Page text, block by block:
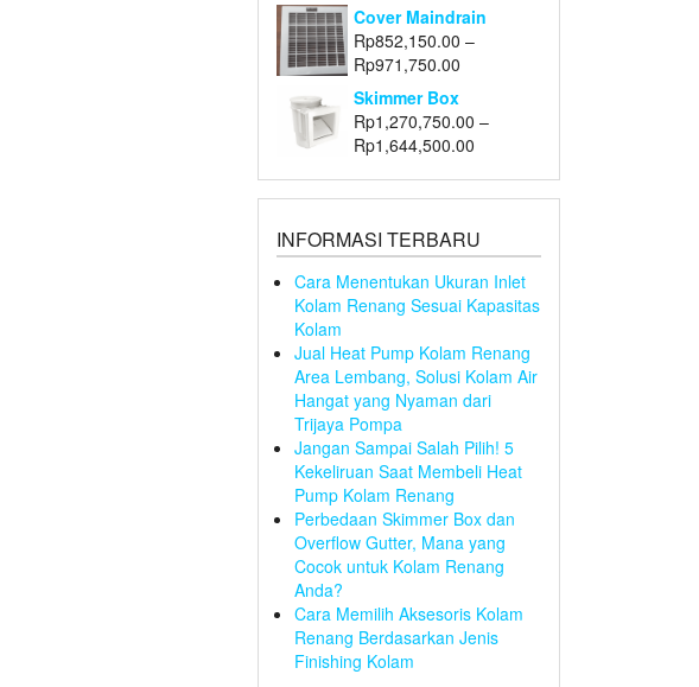
Cover Maindrain
Rp852,150.00 –
Rp971,750.00
Skimmer Box
Rp1,270,750.00 –
Rp1,644,500.00
INFORMASI TERBARU
Cara Menentukan Ukuran Inlet
Kolam Renang Sesuai Kapasitas
Kolam
Jual Heat Pump Kolam Renang
Area Lembang, Solusi Kolam Air
Hangat yang Nyaman dari
Trijaya Pompa
Jangan Sampai Salah Pilih! 5
Kekeliruan Saat Membeli Heat
Pump Kolam Renang
Perbedaan Skimmer Box dan
Overflow Gutter, Mana yang
Cocok untuk Kolam Renang
Anda?
Cara Memilih Aksesoris Kolam
Renang Berdasarkan Jenis
Finishing Kolam